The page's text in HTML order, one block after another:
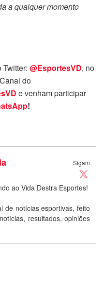
a qualquer momento
@EsportesVD, no
do
e venham participar
!
Sigam
ao Vida Destra Esportes!
de notícias esportivas, feito
resultados, opiniões